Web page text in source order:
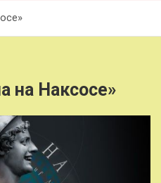
на Наксосе»